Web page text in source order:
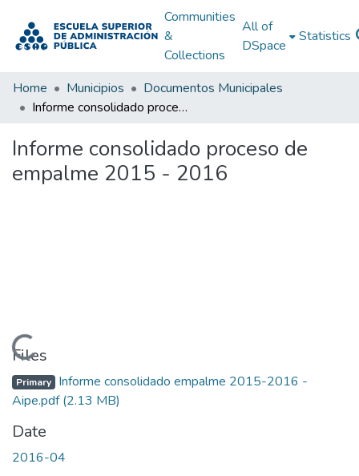
Communities
&
Collections
All of
DSpace
Statistics
Home Municipios
Documentos Municipales
Informe consolidado proceso de empalme 2015 - 2016
Informe consolidado proceso de
empalme 2015 - 2016
Loading...
Files
Primary Informe consolidado empalme 2015-2016 -
Aipe.pdf(2.13 MB)
Date
2016-04